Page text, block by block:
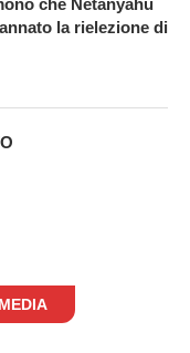
che Netanyahu
la rielezione di